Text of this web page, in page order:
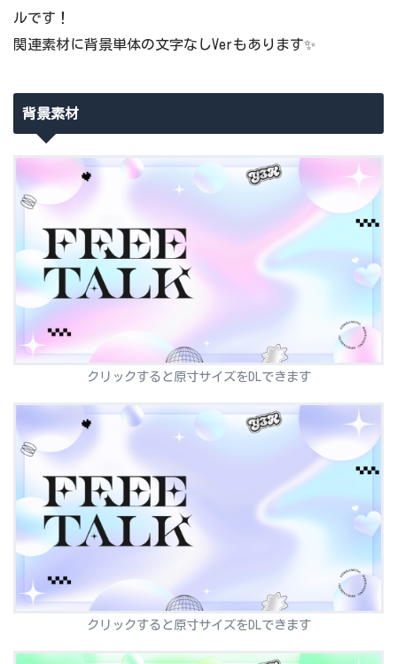
ルです！
関連素材に背景単体の文字なしVerもあります✨
背景素材
クリックすると原寸サイズをDLできます
クリックすると原寸サイズをDLできます